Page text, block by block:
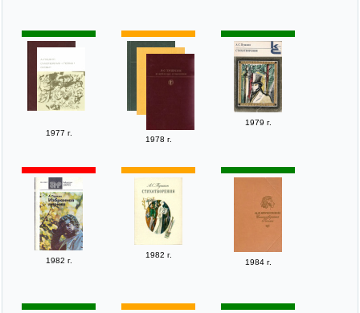
1977 г.
1978 г.
1979 г.
1982 г.
1982 г.
1984 г.